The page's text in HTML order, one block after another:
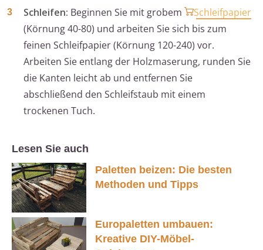
Schleifen: Beginnen Sie mit grobem
Schleifpapier
(Körnung 40-80) und arbeiten Sie sich bis zum
feinen Schleifpapier (Körnung 120-240) vor.
Arbeiten Sie entlang der Holzmaserung, runden Sie
die Kanten leicht ab und entfernen Sie
abschließend den Schleifstaub mit einem
trockenen Tuch.
Lesen Sie auch
Paletten beizen: Die besten
Methoden und Tipps
Europaletten umbauen:
Kreative DIY-Möbel-